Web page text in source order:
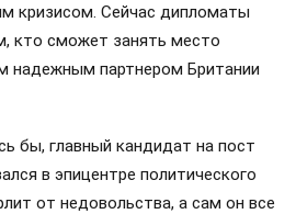
кризисом. Сейчас дипломаты
кто сможет занять место
надежным партнером Британии
бы, главный кандидат на пост
в эпицентре политического
от недовольства, а сам он все